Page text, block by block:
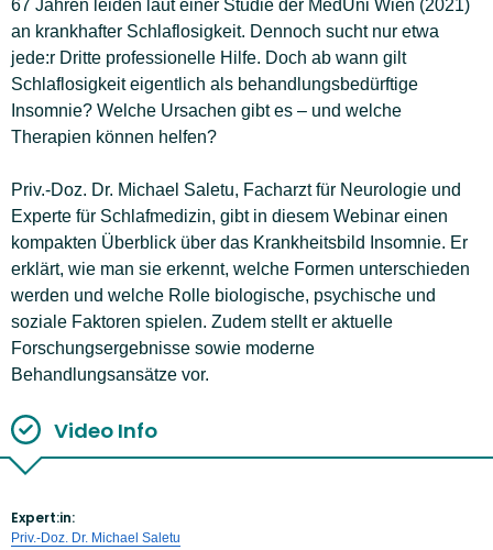
67 Jahren leiden laut einer Studie der MedUni Wien (2021)
an krankhafter Schlaflosigkeit. Dennoch sucht nur etwa
jede:r Dritte professionelle Hilfe. Doch ab wann gilt
Schlaflosigkeit eigentlich als behandlungsbedürftige
Insomnie? Welche Ursachen gibt es – und welche
Therapien können helfen?
Priv.-Doz. Dr. Michael Saletu, Facharzt für Neurologie und
Experte für Schlafmedizin, gibt in diesem Webinar einen
kompakten Überblick über das Krankheitsbild Insomnie. Er
erklärt, wie man sie erkennt, welche Formen unterschieden
werden und welche Rolle biologische, psychische und
soziale Faktoren spielen. Zudem stellt er aktuelle
Forschungsergebnisse sowie moderne
Behandlungsansätze vor.
Video Info
Expert:in:
Priv.-Doz. Dr. Michael Saletu